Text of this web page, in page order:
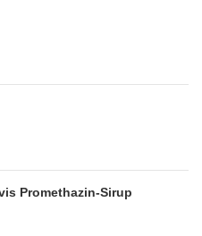
Promethazin-Sirup